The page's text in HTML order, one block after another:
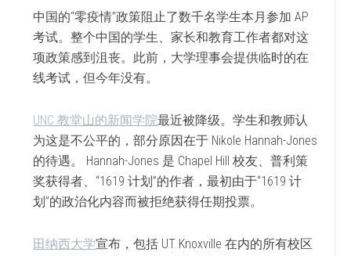
中国的“零疫情”政策阻止了数千名学生本月参加 AP
考试。整个中国的学生、家长和教育工作者都对这
项政策感到沮丧。此前，大学理事会提供临时的在
线考试，但今年没有。
UNC 教堂山的新闻学院最近被降级。学生和教师认
为这是不公平的，部分原因在于 Nikole Hannah-Jones
的待遇。 Hannah-Jones 是 Chapel Hill 校友、普利策
奖获得者、“1619 计划”的作者，最初由于“1619 计
划”的政治化内容而被拒绝获得任期投票。
田纳西大学宣布，包括 UT Knoxville 在内的所有校区